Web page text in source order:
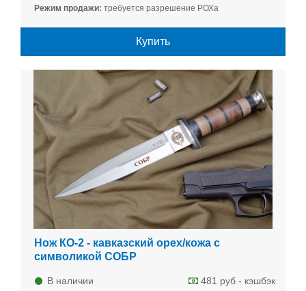
Режим продажи: требуется разрешение РОХа
Купить
Нож КО-2 - кавказский орех/кожа с
символикой СОБР
В наличии 481 руб - кэшбэк